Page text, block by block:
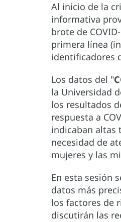
Al inicio de la
informativa
brote de
primera línea
identificadores
Los datos del "
la Universidad
los resultados
respuesta a
indicaban altas
necesidad de
mujeres y las
En esta sesión
datos más
los factores de
discutirán las